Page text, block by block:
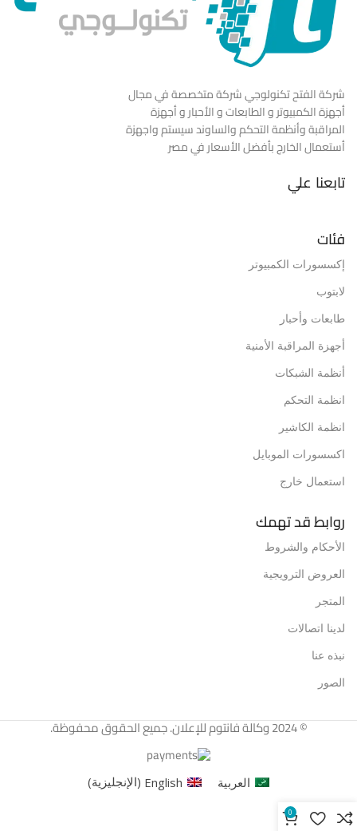
شركة الفتح تكنولوجي شركة متخصصة في مجال
أجهزة الكمبيوتر و الطابعات و الأحبار و أجهزة
المراقبة وأنظمة التحكم والساوند سيستم واجهزة
أستعمال الخارج بأفضل الأسعار في مصر
تابعنا علي
فئات
إكسسورات الكمبيوتر
لابتوب
طابعات وأحبار
أجهزة المراقبة الأمنية
أنظمة الشبكات
انظمة التحكم
انظمة الكاشير
اكسسورات الموبايل
استعمال خارج
روابط قد تهمك
الأحكام والشروط
العروض الترويجية
المتجر
لدينا اتصالات
نبذه عنا
الصور
© 2024 وكالة فانتوم للإعلان. جميع الحقوق محفوظة.
0
العربية English
(الإنجليزية)